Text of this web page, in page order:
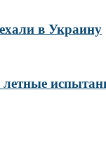
в Украину